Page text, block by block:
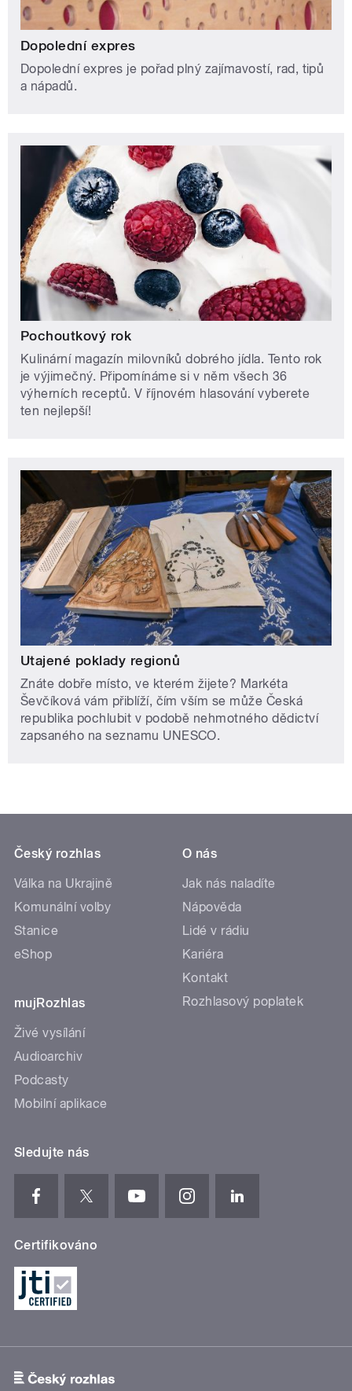
Dopolední expres
Dopolední expres je pořad plný zajímavostí, rad, tipů
a nápadů.
Pochoutkový rok
Kulinární magazín milovníků dobrého jídla. Tento rok
je výjimečný. Připomínáme si v něm všech 36
výherních receptů. V říjnovém hlasování vyberete
ten nejlepší!
Utajené poklady regionů
Znáte dobře místo, ve kterém žijete? Markéta
Ševčíková vám přiblíží, čím vším se může Česká
republika pochlubit v podobě nehmotného dědictví
zapsaného na seznamu UNESCO.
Český rozhlas
Válka na Ukrajině
Komunální volby
Stanice
eShop
mujRozhlas
Živé vysílání
Audioarchiv
Podcasty
Mobilní aplikace
O nás
Jak nás naladíte
Nápověda
Lidé v rádiu
Kariéra
Kontakt
Rozhlasový poplatek
Sledujte nás
Certifikováno